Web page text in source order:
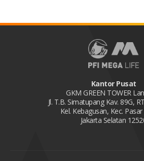
Kantor Pusat
GKM GREEN TOWER
Jl. T.B. Simatupang Kav. 89G,
Kel. Kebagusan, Kec.
Jakarta Selatan